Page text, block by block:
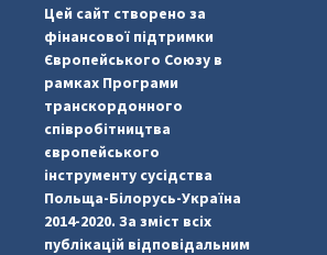
Цей сайт створено за
фінансової підтримки
Європейського Союзу в
рамках Програми
транскордонного
співробітництва
європейського
інструменту сусідства
Польща-Білорусь-Україна
2014-2020. За зміст всіх
публікацій відповідальним